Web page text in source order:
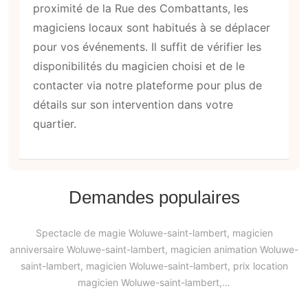
proximité de la Rue des Combattants, les
magiciens locaux sont habitués à se déplacer
pour vos événements. Il suffit de vérifier les
disponibilités du magicien choisi et de le
contacter via notre plateforme pour plus de
détails sur son intervention dans votre
quartier.
Demandes populaires
Spectacle de magie Woluwe-saint-lambert, magicien
anniversaire Woluwe-saint-lambert, magicien animation Woluwe-
saint-lambert, magicien Woluwe-saint-lambert, prix location
magicien Woluwe-saint-lambert,…